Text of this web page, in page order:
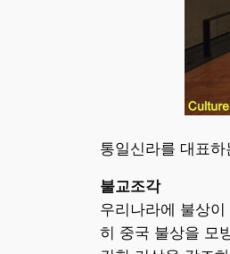
통일신라를 대표
불교조각
우리나라에 불상
히 중국 불상을 모